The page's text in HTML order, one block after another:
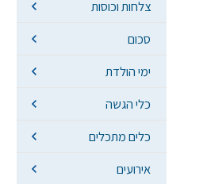
צלחות וכוסות
סכום
ימי הולדת
כלי הגשה
כלים מתכלים
אירועים